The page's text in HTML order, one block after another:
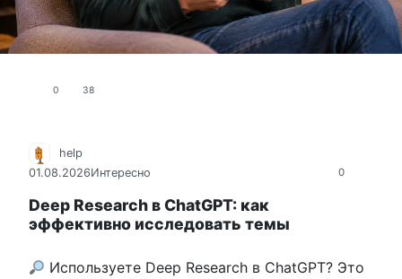
0 38
0
help
01.08.2026Интересно
Deep Research в ChatGPT: как
эффективно исследовать темы
Используете Deep Research в ChatGPT? Это